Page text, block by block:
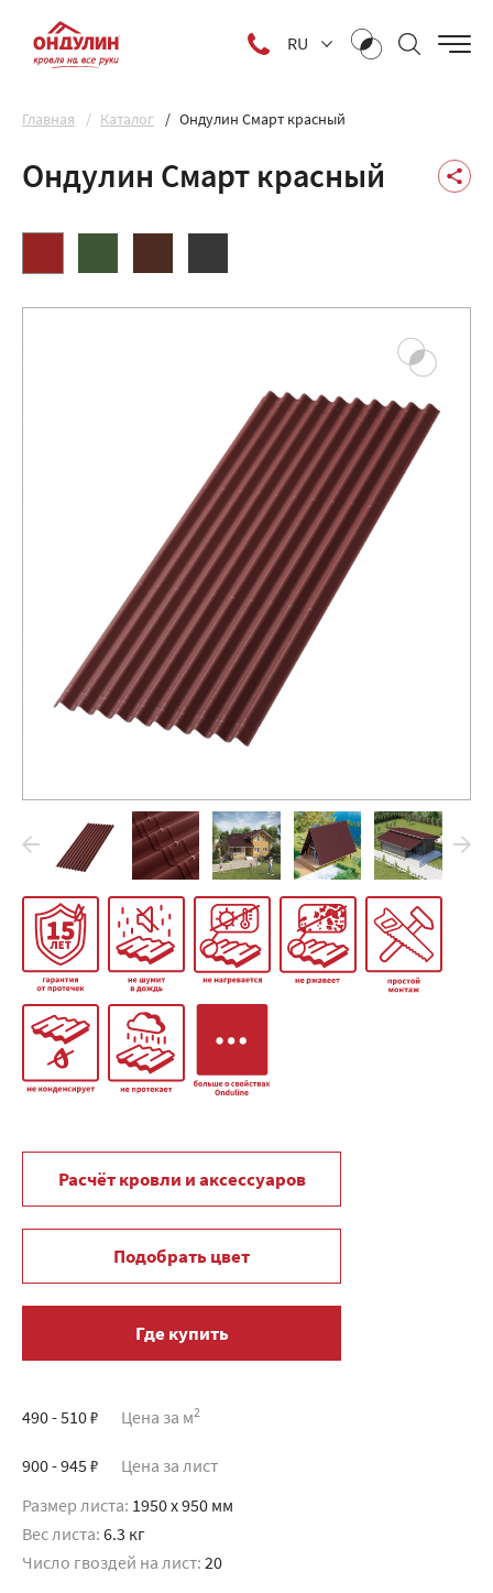
RU
Главная Каталог Ондулин Смарт красный
Ондулин Смарт красный
Расчёт кровли и аксессуаров
Подобрать цвет
Где купить
490 - 510 ₽ Цена за м2
900 - 945 ₽ Цена за лист
Размер листа: 1950 x 950 мм
Вес листа: 6.3 кг
Число гвоздей на лист: 20